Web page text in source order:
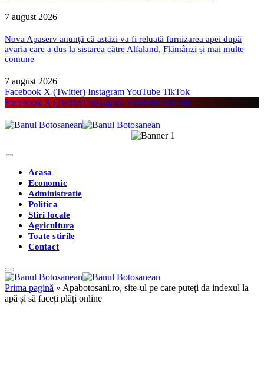
7 august 2026
Nova Apaserv anunță că astăzi va fi reluată furnizarea apei după
avaria care a dus la sistarea către Alfaland, Flămânzi și mai multe
comune
7 august 2026
Facebook X (Twitter) InstagramYouTube TikTok
Facebook X (Twitter) InstagramYouTube TikTok
Acasa
Economic
Administratie
Politica
Stiri locale
Agricultura
Toate stirile
Contact
Prima pagină » Apabotosani.ro, site-ul pe care puteți da indexul la
apă și să faceți plăți online